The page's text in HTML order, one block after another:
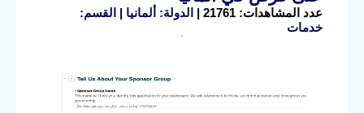
عدد المشاهدات: 21761 | الدولة: ألمانيا | القسم:
خدمات